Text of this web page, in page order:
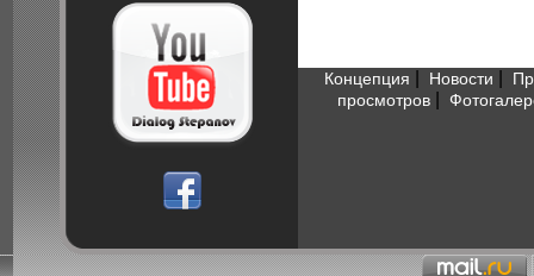
Концепция Новости
просмотров|